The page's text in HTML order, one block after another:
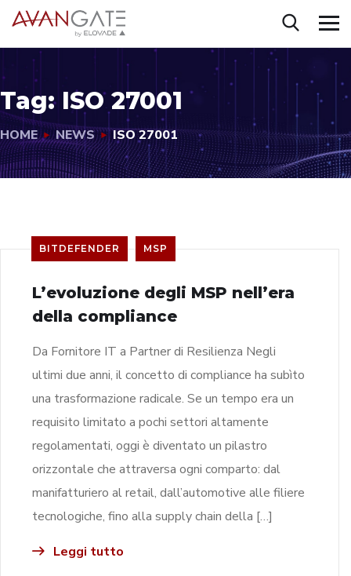
Tag: ISO 27001
HOME NEWS ISO 27001
BITDEFENDER MSP
L’evoluzione degli MSP nell’era
della compliance
Da Fornitore IT a Partner di Resilienza Negli
ultimi due anni, il concetto di compliance ha subìto
una trasformazione radicale. Se un tempo era un
requisito limitato a pochi settori altamente
regolamentati, oggi è diventato un pilastro
orizzontale che attraversa ogni comparto: dal
manifatturiero al retail, dall’automotive alle filiere
tecnologiche, fino alla supply chain della […]
Leggi tutto